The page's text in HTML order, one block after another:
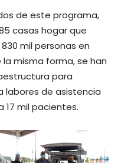
de este programa,
casas hogar que
mil personas en
misma forma, se han
para
labores de asistencia
17 mil pacientes.